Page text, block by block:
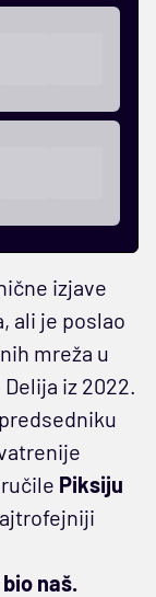
izjave
ali je poslao
mreža u
iz 2022.
Piksiju
naš.